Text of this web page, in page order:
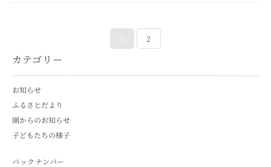
カテゴリー
お知らせ
ふるさとだより
園からのお知らせ
子どもたちの様子
バックナンバー
2